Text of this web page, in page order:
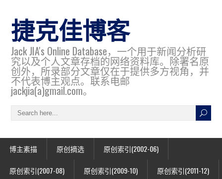
捷克佳博客
Jack JIA's Online Database，一个用于新闻分析研
究以及个人文章存档的网络资料库。除署名原
创外，所录部分文章仅在于提供多方视角，并
不代表博主观点。联系电邮
jackjia(a)gmail.com。
博主素描 原创摘选 原创索引(2002-06)
原创索引(2007-08) 原创索引(2009-10) 原创索引(2011-12)